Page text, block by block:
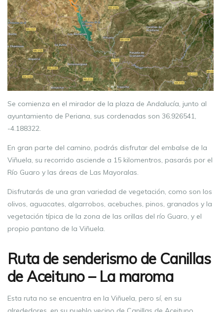
Se comienza en el mirador de la plaza de Andalucía, junto al
ayuntamiento de Periana, sus cordenadas son 36.926541,
-4.188322.
En gran parte del camino, podrás disfrutar del embalse de la
Viñuela, su recorrido asciende a 15 kilomentros, pasarás por el
Río Guaro y las áreas de Las Mayoralas.
Disfrutarás de una gran variedad de vegetación, como son los
olivos, aguacates, algarrobos, acebuches, pinos, granados y la
vegetación típica de la zona de las orillas del río Guaro, y el
propio pantano de la Viñuela.
Ruta de senderismo de Canillas
de Aceituno – La maroma
Esta ruta no se encuentra en la Viñuela, pero sí, en su